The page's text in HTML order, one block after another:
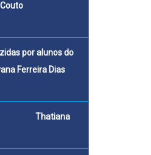
Mia Couto
por alunos do
Thatiana